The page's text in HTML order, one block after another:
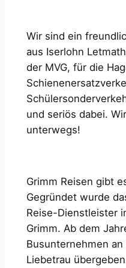
Wir sind ein
aus Iserlohn
der MVG, für die
und seriös dabei.
unterwegs!
Grimm Reisen gibt
Gegründet wurde
Reise-Dienstleister
Grimm. Ab dem
Busunternehmen
Liebetrau